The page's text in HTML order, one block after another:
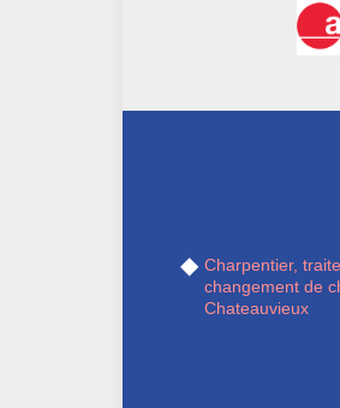
Charpentier,
changement de
Chateauvieux